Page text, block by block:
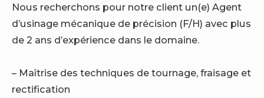
Nous recherchons pour notre client un(e) Agent
d’usinage mécanique de précision (F/H) avec plus
de 2 ans d’expérience dans le domaine.
– Maîtrise des techniques de tournage, fraisage et
rectification